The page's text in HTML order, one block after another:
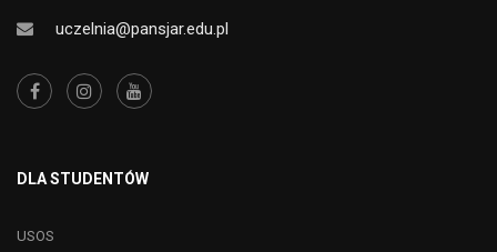
uczelnia@pansjar.edu.pl
DLA STUDENTÓW
USOS